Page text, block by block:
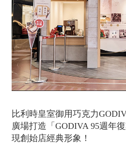
比利時皇室御用巧克力
廣場打造「GODIVA 95週年
現創始店經典形象！